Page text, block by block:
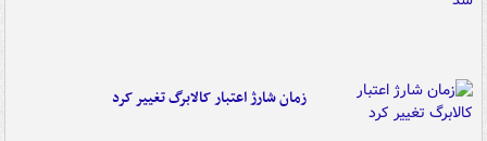
زمان شارژ اعتبار کالابرگ تغییر کرد